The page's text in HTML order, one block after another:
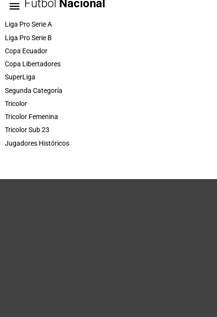
Fútbol Nacional
Liga Pro Serie A
Liga Pro Serie B
Copa Ecuador
Copa Libertadores
SuperLiga
Segunda Categoría
Tricolor
Tricolor Femenina
Tricolor Sub 23
Jugadores Históricos